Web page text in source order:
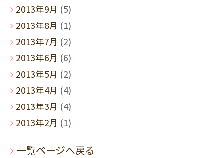
2013年9月 (5)
2013年8月 (1)
2013年7月 (2)
2013年6月 (6)
2013年5月 (2)
2013年4月 (4)
2013年3月 (4)
2013年2月 (1)
一覧ページへ戻る